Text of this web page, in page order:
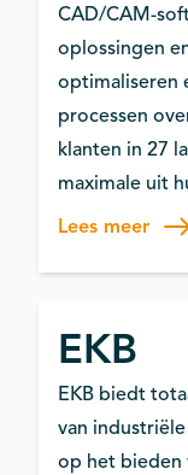
CAD/CAM-
oplossingen
optimaliseren
processen
klanten in 27
maximale uit
Lees meer
EKB
EKB biedt
van
op het bieden